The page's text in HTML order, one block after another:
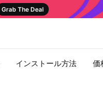
Grab The Deal
インストール方法 価